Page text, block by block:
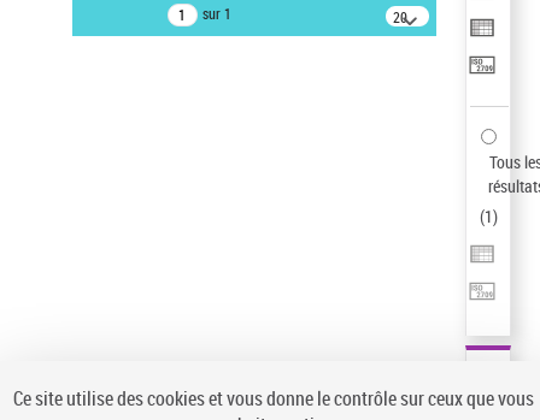
Type de notice d'autorité
sur 1
20
résultats/page
Tous
(1)
Ce site utilise des cookies et vous donne le contrôle sur ceux que vous